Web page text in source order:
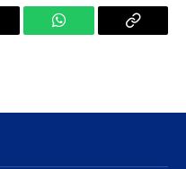
WhatsApp Copiar